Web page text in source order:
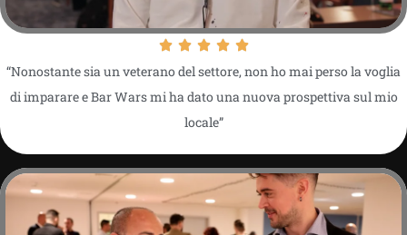
“Nonostante sia un veterano del settore, non ho mai perso la voglia
di imparare e Bar Wars mi ha dato una nuova prospettiva sul mio
locale”